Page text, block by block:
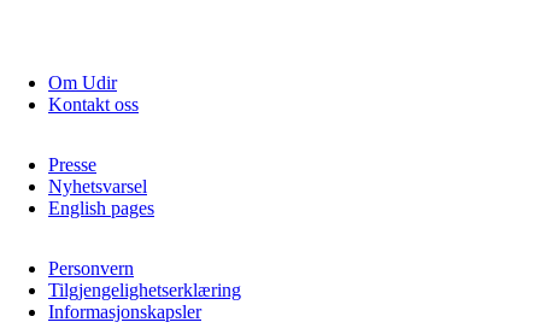
Om Udir
Kontakt oss
Presse
Nyhetsvarsel
English pages
Personvern
Tilgjengelighetserklæring
Informasjonskapsler